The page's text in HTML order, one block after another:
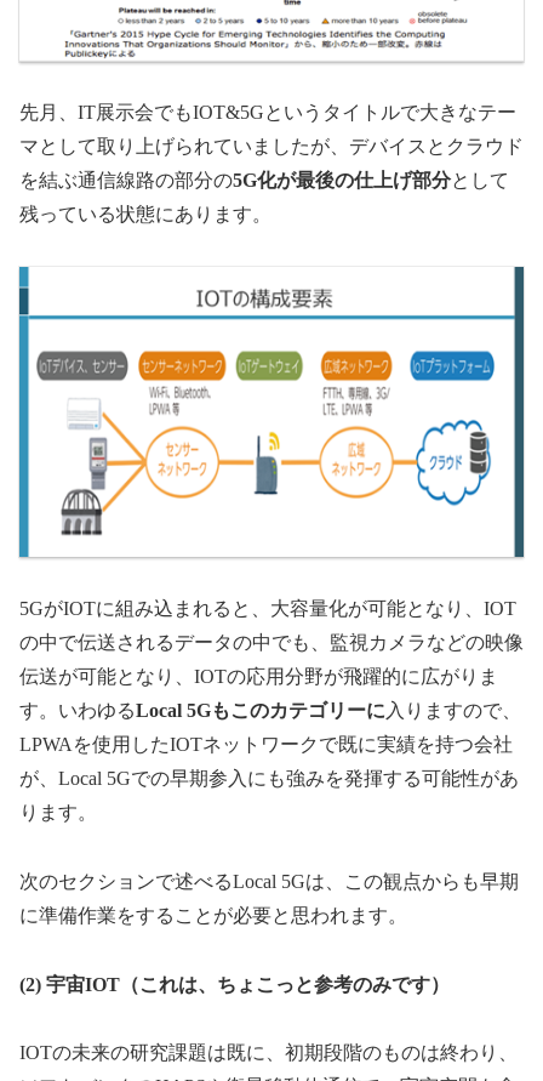
先月、IT展示会でもIOT&5Gというタイトルで大きなテー
マとして取り上げられていましたが、デバイスとクラウド
を結ぶ通信線路の部分の5G化が最後の仕上げ部分として
残っている状態にあります。
5GがIOTに組み込まれると、大容量化が可能となり、IOT
の中で伝送されるデータの中でも、監視カメラなどの映像
伝送が可能となり、IOTの応用分野が飛躍的に広がりま
す。いわゆるLocal 5Gもこのカテゴリーに 入りますので、
LPWAを使用したIOTネットワークで既に実績を持つ会社
が、Local 5Gでの早期参入にも強みを発揮する可能性があ
ります。
次のセクションで述べるLocal 5Gは、この観点からも早期
に準備作業をすることが必要と思われます。
(2) 宇宙IOT（これは、ちょこっと参考のみです）
IOTの未来の研究課題は既に、初期段階のものは終わり、